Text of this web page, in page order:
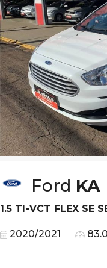
Ford KA
1.5 TI-VCT FLEX SE
2020/2021